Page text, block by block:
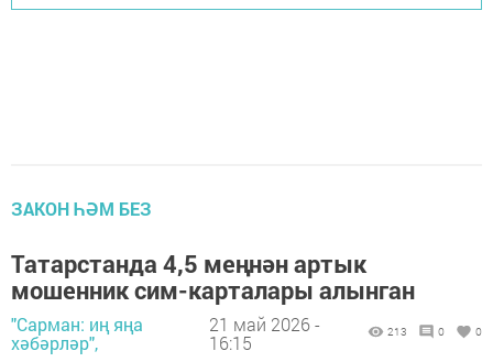
ЗАКОН ҺӘМ БЕЗ
Татарстанда 4,5 меңнән артык
мошенник сим-карталары алынган
"Сарман: иң яңа
хәбәрләр",
21 май 2026 -
16:15
213 0 0